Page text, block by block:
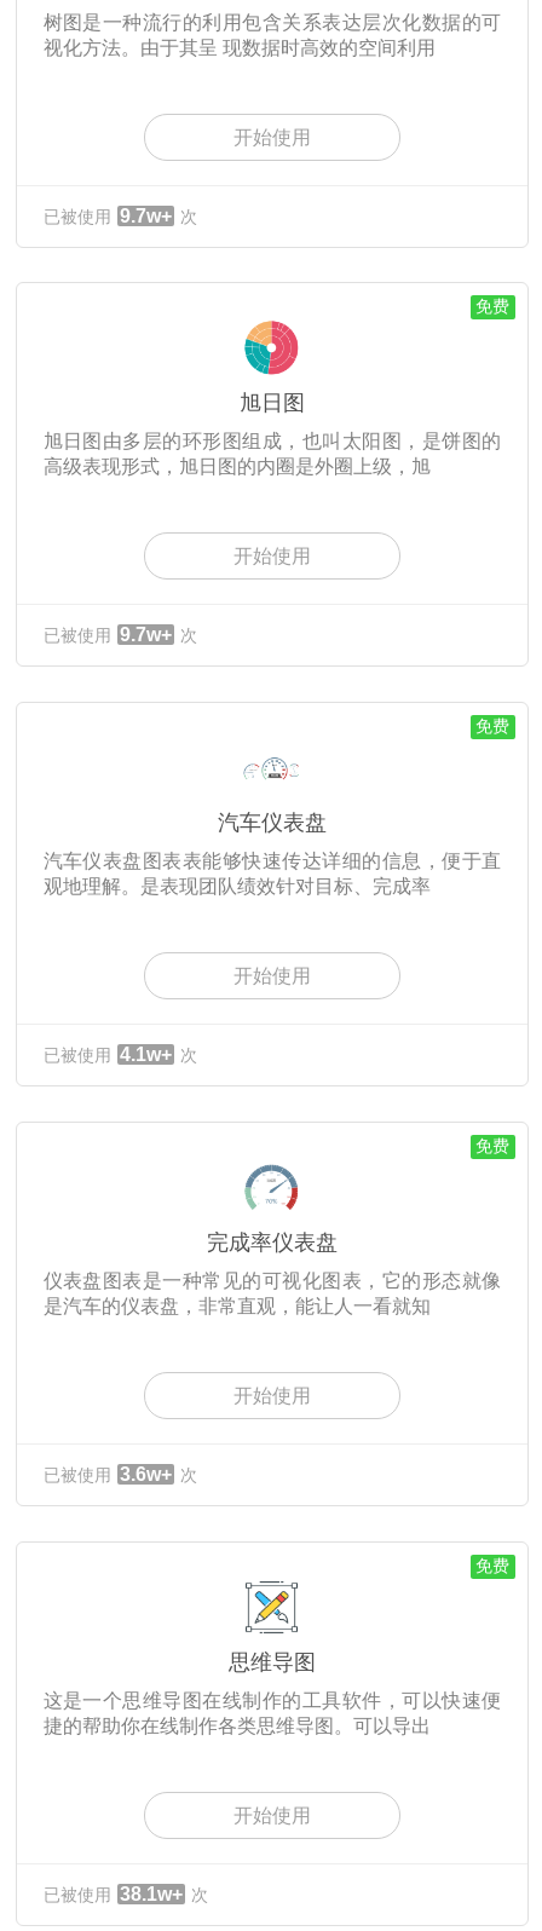
树图是一种流行的利用包含关系表达层次化数据的可
视化方法。由于其呈 现数据时高效的空间利用
开始使用
已被使用 9.7w+ 次
免费
旭日图
旭日图由多层的环形图组成，也叫太阳图，是饼图的
高级表现形式，旭日图的内圈是外圈上级，旭
开始使用
已被使用 9.7w+ 次
免费
汽车仪表盘
汽车仪表盘图表表能够快速传达详细的信息，便于直
观地理解。是表现团队绩效针对目标、完成率
开始使用
已被使用 4.1w+ 次
免费
完成率仪表盘
仪表盘图表是一种常见的可视化图表，它的形态就像
是汽车的仪表盘，非常直观，能让人一看就知
开始使用
已被使用 3.6w+ 次
免费
思维导图
这是一个思维导图在线制作的工具软件，可以快速便
捷的帮助你在线制作各类思维导图。可以导出
开始使用
已被使用 38.1w+ 次